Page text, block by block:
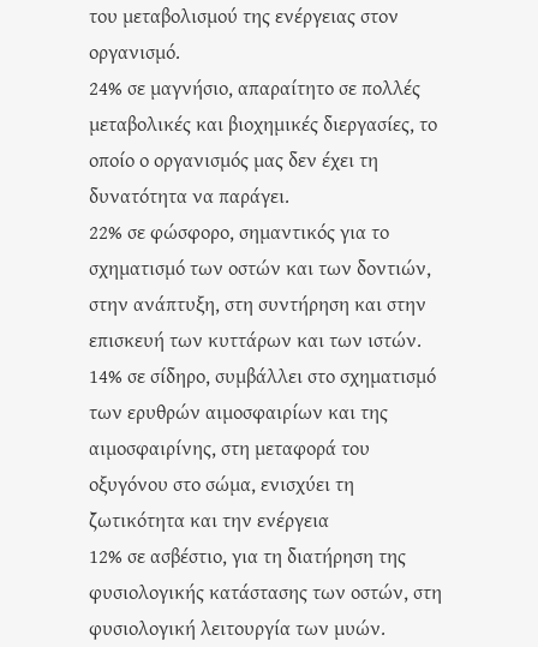
του μεταβολισμού της ενέργειας στον
οργανισμό.
24% σε μαγνήσιο, απαραίτητο σε πολλές
μεταβολικές και βιοχημικές διεργασίες, το
οποίο ο οργανισμός μας δεν έχει τη
δυνατότητα να παράγει.
22% σε φώσφορο, σημαντικός για το
σχηματισμό των οστών και των δοντιών,
στην ανάπτυξη, στη συντήρηση και στην
επισκευή των κυττάρων και των ιστών.
14% σε σίδηρο, συμβάλλει στο σχηματισμό
των ερυθρών αιμοσφαιρίων και της
αιμοσφαιρίνης, στη μεταφορά του
οξυγόνου στο σώμα, ενισχύει τη
ζωτικότητα και την ενέργεια
12% σε ασβέστιο, για τη διατήρηση της
φυσιολογικής κατάστασης των οστών, στη
φυσιολογική λειτουργία των μυών.